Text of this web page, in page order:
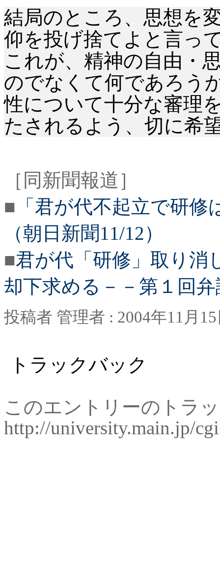
結局のところ、思想を
仰を投げ捨てよと言っ
これが、精神の自由・
のでなくて何であろう
性について十分な審理
たされるよう、切に希
［同新聞報道］
■ 「君が代不起立で研
（朝日新聞11/12）
■君が代「研修」取り
却下求める－－第１回
投稿者 管理者 : 2004年11 月 15
トラックバック
このエントリーのトラ
http://university.main.jp/